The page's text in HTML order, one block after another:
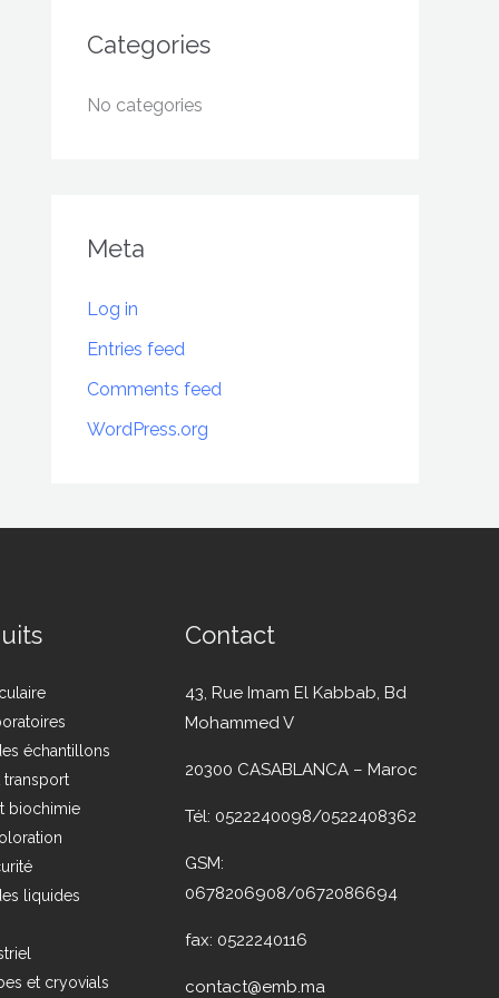
Categories
No categories
Meta
Log in
Entries feed
Comments feed
WordPress.org
échantillons
transport
biochimie
liquides
et cryovials
Contact
43, Rue Imam El Kabbab, Bd
Mohammed V
20300 CASABLANCA – Maroc
Tél: 0522240098/0522408362
GSM:
0678206908/0672086694
fax: 0522240116
contact@emb.ma